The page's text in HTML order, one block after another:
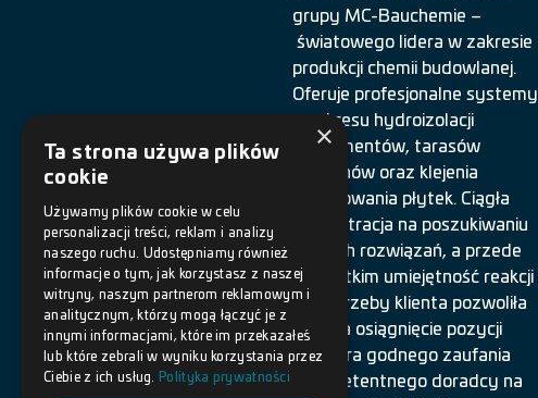
grupy MC-Bauchemie –
światowego lidera w zakresie
produkcji chemii budowlanej.
Oferuje profesjonalne systemy
z zakresu hydroizolacji
fundamentów, tarasów
i balkonów oraz klejenia
i spoinowania płytek. Ciągła
koncentracja na poszukiwaniu
nowych rozwiązań, a przede
wszystkim umiejętność reakcji
na potrzeby klienta pozwoliła
nam na osiągnięcie pozycji
partnera godnego zaufania
i kompetentnego doradcy na
×
Ta strona używa plików
cookie
Używamy plików cookie w celu
personalizacji treści, reklam i analizy
naszego ruchu. Udostępniamy również
informacje o tym, jak korzystasz z naszej
witryny, naszym partnerom reklamowym i
analitycznym, którzy mogą łączyć je z
innymi informacjami, które im przekazałeś
lub które zebrali w wyniku korzystania przez
Ciebie z ich usług.
Polityka prywatności